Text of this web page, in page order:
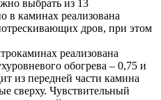
выбрать из 13
в каминах реализована
дров, при этом
реализована
обогрева – 0,75 и
из передней части камина
сверху. Чувствительный